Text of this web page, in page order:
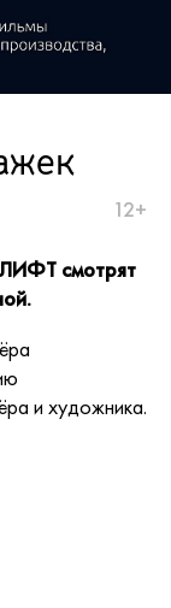
12+
смотрят
и художника.